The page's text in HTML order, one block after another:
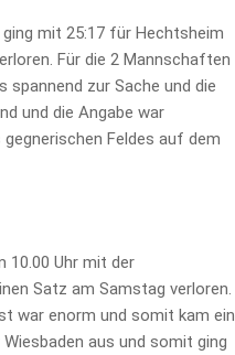
mit 25:17 für Hechtsheim
Für die 2 Mannschaften
spannend zur Sache und die
und die Angabe war
Feldes auf dem
10.00 Uhr mit der
Satz am Samstag verloren.
war enorm und somit kam ein
aus und somit ging